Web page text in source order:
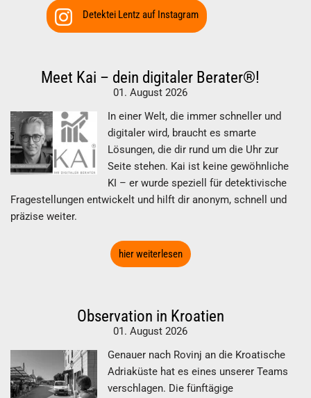
Detektei Lentz auf Instagram
Meet Kai – dein digitaler Berater®!
01. August 2026
In einer Welt, die immer schneller und
digitaler wird, braucht es smarte
Lösungen, die dir rund um die Uhr zur
Seite stehen. Kai ist keine gewöhnliche
KI – er wurde speziell für detektivische
Fragestellungen entwickelt und hilft dir anonym, schnell und
präzise weiter.
hier weiterlesen
Observation in Kroatien
01. August 2026
Genauer nach Rovinj an die Kroatische
Adriaküste hat es eines unserer Teams
verschlagen. Die fünftägige